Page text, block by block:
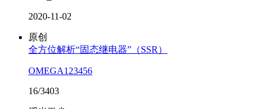
2020-11-02
原创
全方位解析“固态继电器”（SSR）
OMEGA123456
16/3403